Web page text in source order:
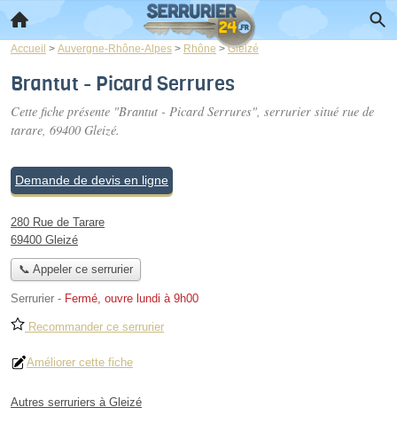
Accueil > Auvergne-Rhône-Alpes > Rhône >Gleizé
Brantut - Picard Serrures
Cette fiche présente "Brantut - Picard Serrures", serrurier situé rue de
tarare, 69400 Gleizé.
Demande de devis en ligne
280 Rue de Tarare
69400 Gleizé
📞 Appeler ce serrurier
Serrurier - Fermé, ouvre lundi à 9h00
Recommander ce serrurier
Améliorer cette fiche
Autres serruriers à Gleizé